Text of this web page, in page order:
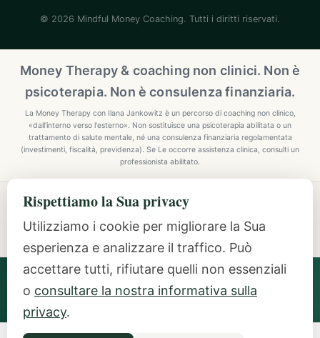
© 2026 Mindful Money Coaching. Tutti i diritti riservati.
Money Therapy & coaching non clinici. Non è
psicoterapia. Non è consulenza finanziaria.
La Money Therapy con Ilana Jankowitz è un percorso di coaching non clinico,
«dall'interno verso l'esterno». Non sostituisce una psicoterapia abilitata o un
trattamento di salute mentale, né una consulenza finanziaria regolamentata
(investimenti, fiscalità, previdenza). Se Le occorre assistenza clinica, consulti un
professionista abilitato.
Explore Mindful Money Coaching
Programmes, archetypes, the Inside-Out Method, and
resources.
Ilana Jankowitz· Certified Money Coach (CMC) · NLP
Practitioner · Inside-Out Money Coach (10+ Years) ·
Rispettiamo la Sua privacy
Utilizziamo i cookie per migliorare la Sua
esperienza e analizzare il traffico. Può
accettare tutti, rifiutare quelli non essenziali
o consultare la nostra informativa sulla
privacy.